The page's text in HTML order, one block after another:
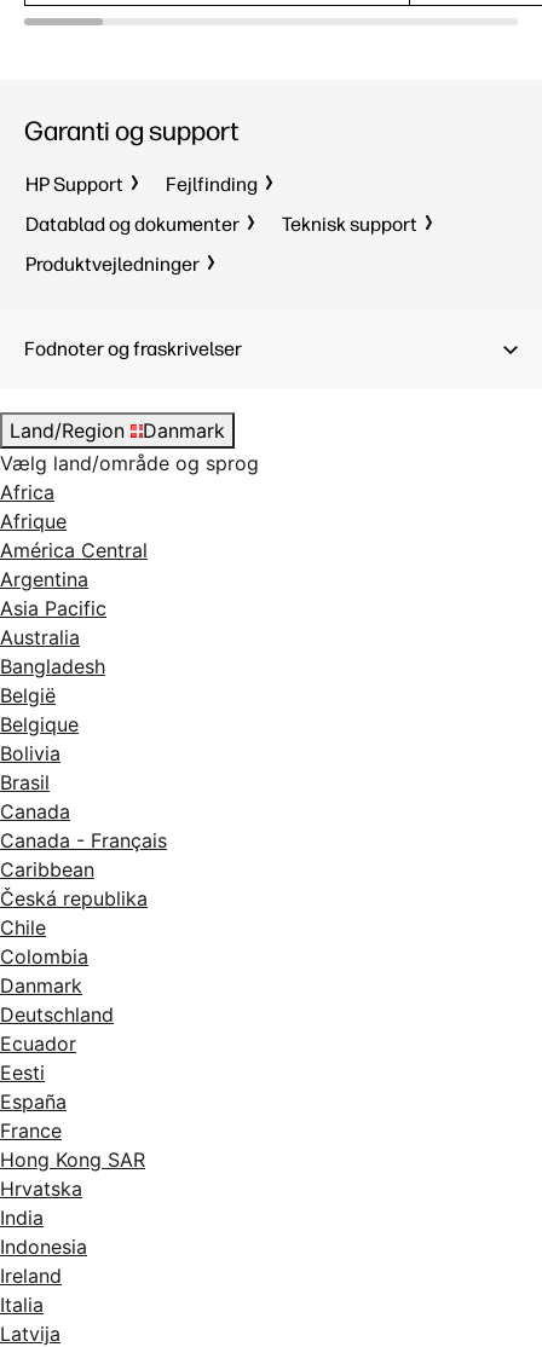
Garanti og support
HP Support
Fejlfinding
Datablad og dokumenter
Teknisk support
Produktvejledninger
Fodnoter og fraskrivelser
Land/Region
Danmark
Vælg land/område og sprog
Africa
Afrique
América Central
Argentina
Asia Pacific
Australia
Bangladesh
België
Belgique
Bolivia
Brasil
Canada
Canada - Français
Caribbean
Česká republika
Chile
Colombia
Danmark
Deutschland
Ecuador
Eesti
España
France
Hong Kong SAR
Hrvatska
India
Indonesia
Ireland
Italia
Latvija